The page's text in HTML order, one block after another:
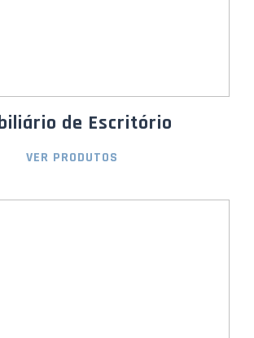
de Escritório
VER PRODUTOS